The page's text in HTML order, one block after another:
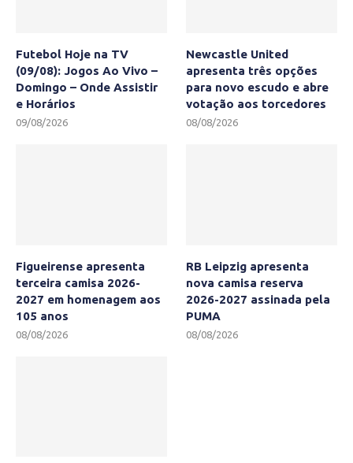
Futebol Hoje na TV
(09/08): Jogos Ao Vivo –
Domingo – Onde Assistir
e Horários
09/08/2026
Newcastle United
apresenta três opções
para novo escudo e abre
votação aos torcedores
08/08/2026
Figueirense apresenta
terceira camisa 2026-
2027 em homenagem aos
105 anos
08/08/2026
RB Leipzig apresenta
nova camisa reserva
2026-2027 assinada pela
PUMA
08/08/2026